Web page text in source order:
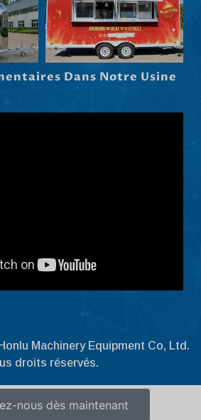
Dans Notre Usine
Machinery Equipment Co, Ltd.
droits réservés.
nous dès maintenant
Nederlands
Shqip
Македонски јазик
Slovenščina
Български
Nederlands (België)
हिन्दी
Norsk bokmål